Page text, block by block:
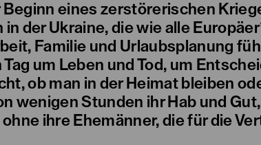
Beginn eines zerstörerischen
in der Ukraine, die wie alle
Familie und Urlaubsplanung
Tag um Leben und Tod, um
ob man in der Heimat bleiben
wenigen Stunden ihr Hab und
ohne ihre Ehemänner, die für die